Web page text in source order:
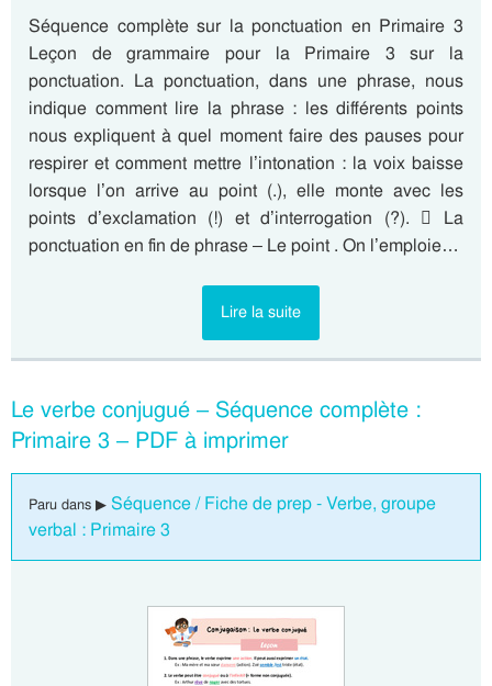
Séquence complète sur la ponctuation en Primaire 3
Leçon de grammaire pour la Primaire 3 sur la
ponctuation. La ponctuation, dans une phrase, nous
indique comment lire la phrase : les différents points
nous expliquent à quel moment faire des pauses pour
respirer et comment mettre l’intonation : la voix baisse
lorsque l’on arrive au point (.), elle monte avec les
points d’exclamation (!) et d’interrogation (?).  La
ponctuation en fin de phrase – Le point . On l’emploie…
Lire la suite
Le verbe conjugué – Séquence complète :
Primaire 3 – PDF à imprimer
Paru dans ▶ Séquence / Fiche de prep - Verbe, groupe
verbal : Primaire 3